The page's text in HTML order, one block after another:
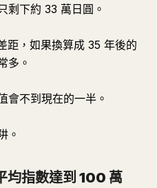
剩下約 33 萬日圓。
距，如果換算成 35 年後的
多。
會不到現在的一半。
。
均指數達到 100 萬